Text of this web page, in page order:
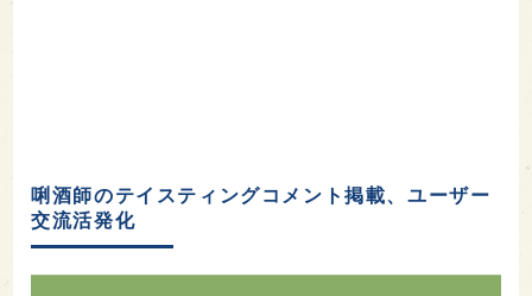
唎酒師のテイスティングコメント掲載、ユーザー
交流活発化